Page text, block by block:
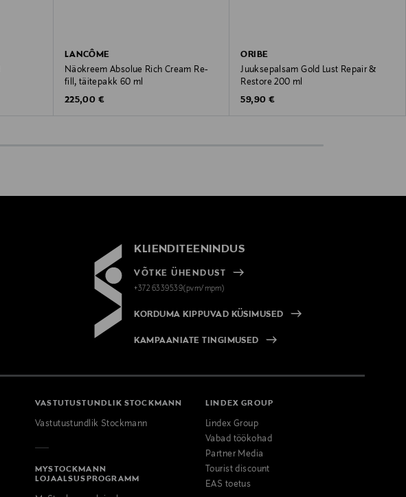
LANCÔME
Näokreem Absolue Rich Cream Re-
fill, täitepakk 60 ml
Original Price
225,00 €
ORIBE
Juuksepalsam Gold Lust Repair &
Restore 200 ml
Original Price
59,90 €
KLIENDITEENINDUS
VÕTKE ÜHENDUST
+372 6339539(pvm/mpm)
KORDUMA KIPPUVAD KÜSIMUSED
KAMPAANIATE TINGIMUSED
VASTUTUSTUNDLIK STOCKMANN
Vastutustundlik Stockmann
MYSTOCKMANN
LOJAALSUSPROGRAMM
LINDEX GROUP
Lindex Group
Vabad töökohad
Partner Media
Tourist discount
EAS toetus